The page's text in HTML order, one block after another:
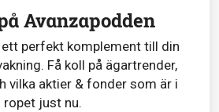
Avanzapodden
perfekt komplement till din
Få koll på ägartrender,
vilka aktier & fonder som är i
ropet just nu.